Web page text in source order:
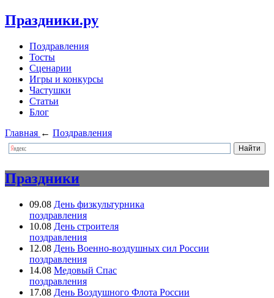
Праздники.ру
Поздравления
Тосты
Сценарии
Игры и конкурсы
Частушки
Статьи
Блог
Главная ← Поздравления
Праздники
09.08 День физкультурника
поздравления
10.08 День строителя
поздравления
12.08 День Военно-воздушных сил России
поздравления
14.08 Медовый Спас
поздравления
17.08 День Воздушного Флота России